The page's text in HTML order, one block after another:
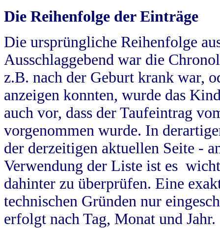
Die Reihenfolge der Einträge
Die ursprüngliche Reihenfolge
Ausschlaggebend war die
z.B. nach der Geburt krank war,
anzeigen konnten, wurde das
auch vor, dass der Taufeintrag
vorgenommen wurde. In
der derzeitigen aktuellen Seite -
Verwendung der Liste ist es
dahinter zu überprüfen. Eine
technischen Gründen nur
erfolgt nach Tag, Monat und Jahr.